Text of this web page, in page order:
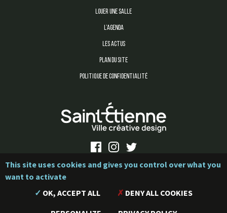
LOUER UNE SALLE
L’AGENDA
LES ACTUS
PLAN DU SITE
POLITIQUE DE CONFIDENTIALITÉ
La Comète - 2020 - Mentions légales
This site uses cookies and gives you control over what you
want to activate
OK, ACCEPT ALL
DENY ALL COOKIES